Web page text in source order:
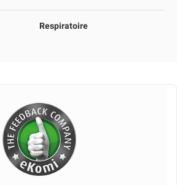
Respiratoire